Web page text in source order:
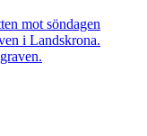
mot söndagen
i Landskrona.